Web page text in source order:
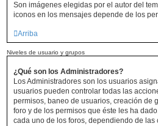
Son imágenes elegidas por el autor del
iconos en los mensajes depende de los
Arriba
Niveles de usuario y grupos
¿Qué son los Administradores?
Los Administradores son los usuarios
usuarios pueden controlar todas las
permisos, baneo de usuarios, creación de
foro y de los permisos que éste les ha
cada uno de los foros, dependiendo de